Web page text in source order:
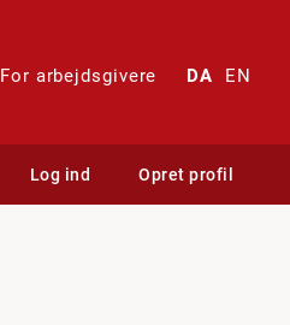
For arbejdsgivere DA EN
Log ind Opret profil